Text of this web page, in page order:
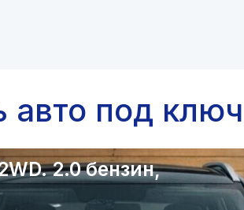
авто под ключ
2.0 бензин,